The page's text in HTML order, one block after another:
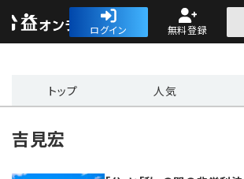
ログイン 無料登録
トップ 人気
吉見宏